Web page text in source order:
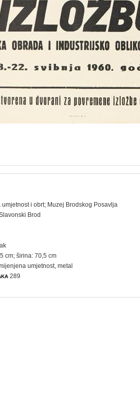
umjetnost i obrt; Muzej Brodskog Posavlja
Brod
cm; širina: 70,5 cm
umjetnost ,metal
289